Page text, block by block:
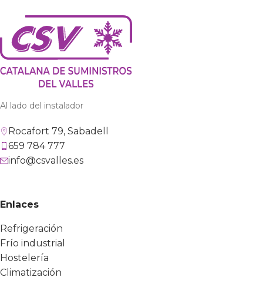
Al lado del instalador
Rocafort 79, Sabadell
659 784 777
info@csvalles.es
Enlaces
Refrigeración
Frío industrial
Hostelería
Climatización